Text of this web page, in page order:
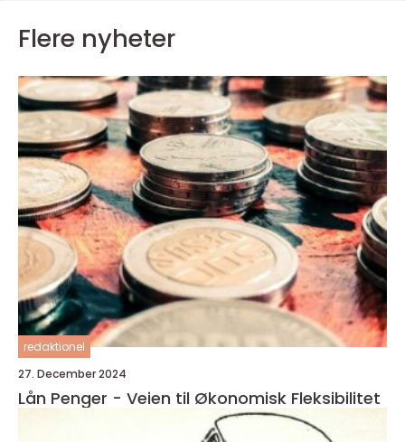
Flere nyheter
redaktionel
27. December 2024
Lån Penger - Veien til Økonomisk Fleksibilitet